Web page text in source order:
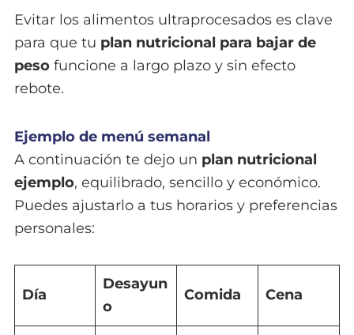
Evitar los alimentos ultraprocesados es clave
para que tu plan nutricional para bajar de
peso funcione a largo plazo y sin efecto
rebote.
Ejemplo de menú semanal
A continuación te dejo un plan nutricional
ejemplo, equilibrado, sencillo y económico.
Puedes ajustarlo a tus horarios y preferencias
personales:
Día
Desayun
o
Comida Cena